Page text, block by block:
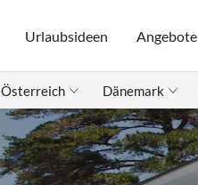
Urlaubsideen Angebote
Österreich Dänemark